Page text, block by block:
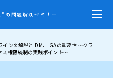
の問題解決セミナー
ンの解説とIDM、IGAの重要性 ～クラ
権限統制の実践ポイント～